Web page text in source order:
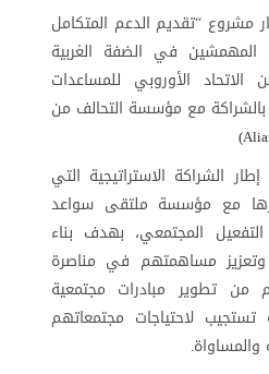
مشروع “تقديم الدعم المتكامل
المهمشين في الضفة الغربية
الأوروبي للمساعدات
بالشراكة مع مؤسسة التحالف من
الشراكة الاستراتيجية التي
مع مؤسسة ملتقى سواعد
المجتمعي، بهدف بناء
وتعزيز مساهمتهم في مناصرة
من تطوير مبادرات مجتمعية
تستجيب لاحتياجات مجتمعاتهم
والمساواة.